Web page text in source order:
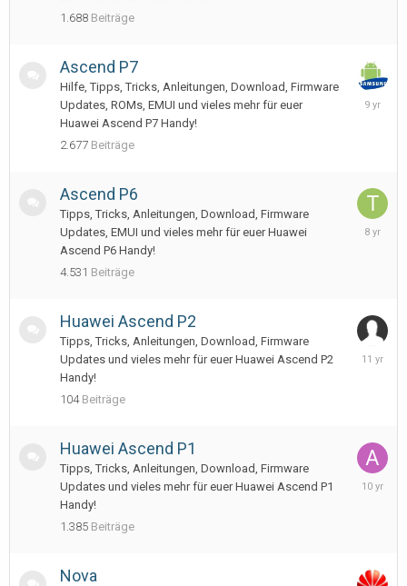
1.688 Beiträge
Ascend P7
Hilfe, Tipps, Tricks, Anleitungen, Download, Firmware
Updates, ROMs, EMUI und vieles mehr für euer
Huawei Ascend P7 Handy!
2.677 Beiträge
Ascend P6
Tipps, Tricks, Anleitungen, Download, Firmware
Updates, EMUI und vieles mehr für euer Huawei
Ascend P6 Handy!
4.531 Beiträge
Huawei Ascend P2
Tipps, Tricks, Anleitungen, Download, Firmware
Updates und vieles mehr für euer Huawei Ascend P2
Handy!
104 Beiträge
March
Huawei Ascend P1
Tipps, Tricks, Anleitungen, Download, Firmware
Updates und vieles mehr für euer Huawei Ascend P1
Handy!
1.385 Beiträge
April
Nova